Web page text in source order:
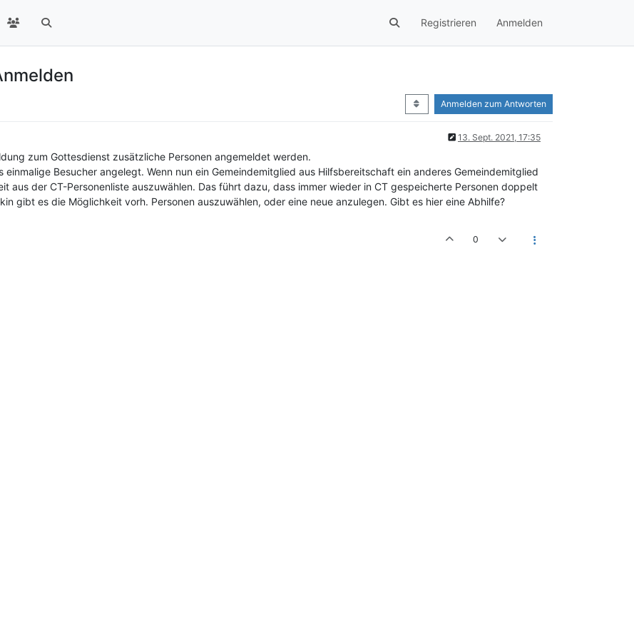
Registrieren Anmelden
Anmelden zum Antworten
13. Sept. 2021, 17:35
zum Gottesdienst zusätzliche Personen angemeldet werden.
einmalige Besucher angelegt. Wenn nun ein Gemeindemitglied aus Hilfsbereitschaft ein anderes Gemeindemitglied
aus der CT-Personenliste auszuwählen. Das führt dazu, dass immer wieder in CT gespeicherte Personen doppelt
gibt es die Möglichkeit vorh. Personen auszuwählen, oder eine neue anzulegen. Gibt es hier eine Abhilfe?
0